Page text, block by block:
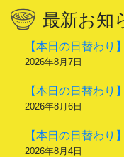
最新お知
【本日の日替わり
2026年8月7日
【本日の日替わり
2026年8月6日
【本日の日替わり
2026年8月4日